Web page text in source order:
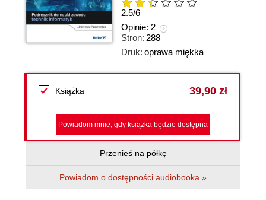
2.5/6
Opinie: 2
Stron: 288
Druk: oprawa miękka
Książka 39,90 zł
Powiadom mnie, gdy książka będzie dostępna
Przenieś na półkę
Powiadom o dostępności audiobooka »